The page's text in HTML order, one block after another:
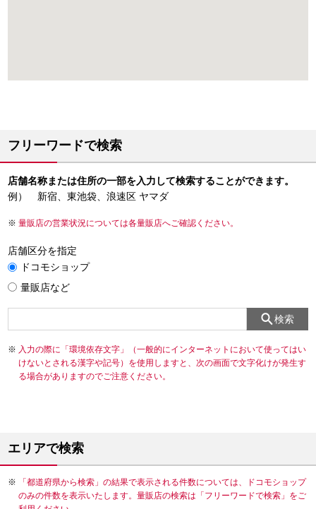
フリーワードで検索
店舗名称または住所の一部を入力して検索することができます。
例） 新宿、東池袋、浪速区 ヤマダ
量販店の営業状況については各量販店へご確認ください。
店舗区分を指定
ドコモショップ
量販店など
検索
入力の際に「環境依存文字」（一般的にインターネットにおいて使ってはい
けないとされる漢字や記号）を使用しますと、次の画面で文字化けが発生す
る場合がありますのでご注意ください。
エリアで検索
「都道府県から検索」の結果で表示される件数については、ドコモショップ
のみの件数を表示いたします。量販店の検索は「フリーワードで検索」をご